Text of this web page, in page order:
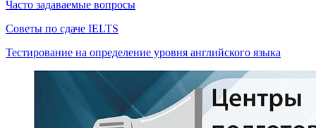
Часто задаваемые вопросы
Советы по сдаче IELTS
Тестирование на определение уровня английского языка